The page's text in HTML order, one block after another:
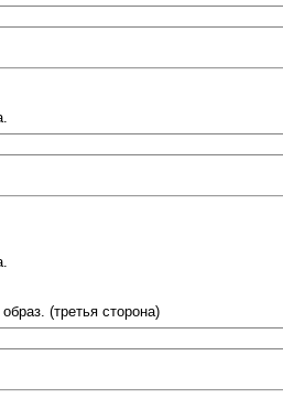
(третья сторона)